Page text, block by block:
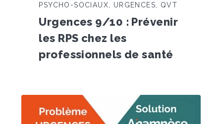
PSYCHO-SOCIAUX, URGENCES, QVT
Urgences 9/10 : Prévenir
les RPS chez les
professionnels de santé